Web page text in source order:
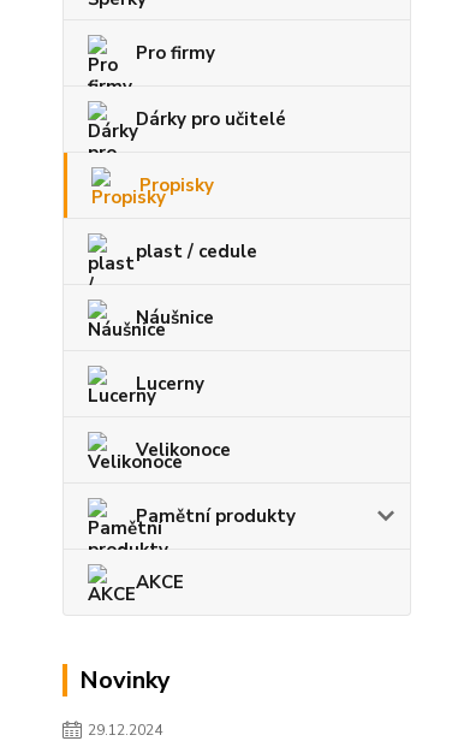
Pro firmy
Dárky pro učitelé
Propisky
plast / cedule
Náušnice
Lucerny
Velikonoce
Pamětní produkty
AKCE
Novinky
29.12.2024